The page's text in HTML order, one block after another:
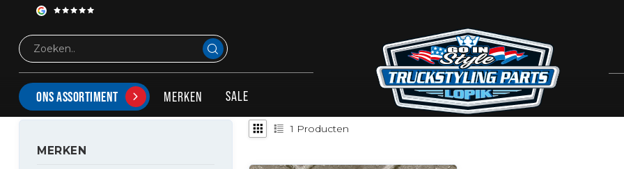
ONS ASSORTIMENT MERKEN SALE
PRODUCTEN GETAGD MET CAMERASTEUN FOX PARTS
MERKEN
1 Producten